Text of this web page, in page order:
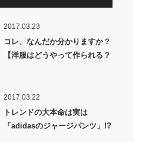
2017.03.23
コレ、なんだか分かりますか？
【洋服はどうやって作られる？
2017.03.22
トレンドの大本命は実は
「adidasのジャージパンツ」!?